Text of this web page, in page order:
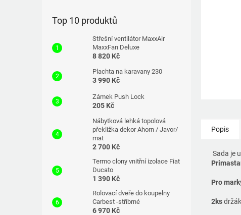
Top 10 produktů
Střešní ventilátor MaxxAir
MaxxFan Deluxe
8 820 Kč
Plachta na karavany 230
3 990 Kč
Zámek Push Lock
205 Kč
Nábytková lehká topolová
překližka dekor Ahorn / Javor/
mat
2 700 Kč
Termo clony vnitřní izolace Fiat
Ducato
1 390 Kč
Rolovací dveře do koupelny
Carbest -stříbrné
6 970 Kč
Popis
Sada je
Pro
2ks